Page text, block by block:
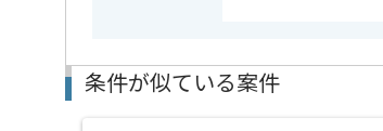
条件が似ている案件